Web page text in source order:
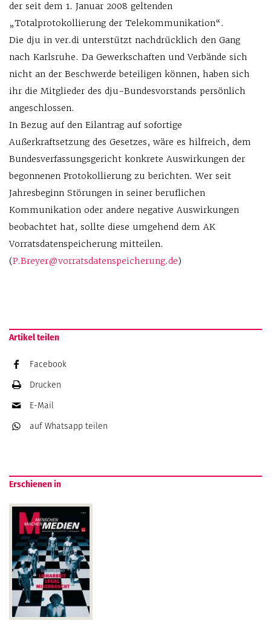
der seit dem 1. Januar 2008 geltenden
„Totalprotokollierung der Telekommunikation“.
Die dju in ver.di unterstützt nachdrücklich den Gang
nach Karlsruhe. Da Gewerkschaften und Verbände sich
nicht an der Beschwerde beteiligen können, haben sich
ihr die Mitglieder des dju-Bundesvorstands persönlich
angeschlossen.
In Bezug auf den Eilantrag auf sofortige
Außerkraftsetzung des Gesetzes, wäre es hilfreich, dem
Bundesverfassungsgericht konkrete Auswirkungen der
begonnenen Protokollierung zu berichten. Wer seit
Jahresbeginn Störungen in seiner beruflichen
Kommunikation oder andere negative Auswirkungen
beobachtet hat, sollte diese umgehend dem AK
Vorratsdatenspeicherung mitteilen.
(P.Breyer@vorratsdatenspeicherung.de)
Artikel teilen
Facebook
Drucken
E-Mail
auf Whatsapp teilen
Erschienen in